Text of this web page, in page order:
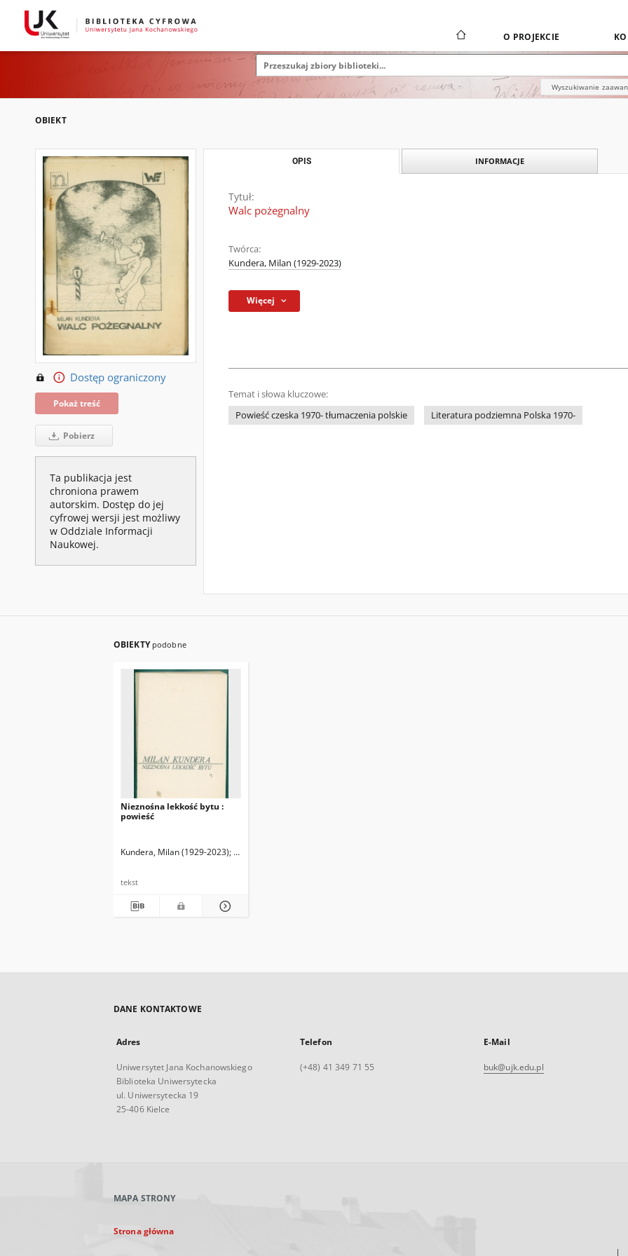
O PROJEKCIE
Wyszukiwanie
OBIEKT
Dostęp ograniczony
Pokaż treść
Pobierz
Ta publikacja jest
chroniona prawem
autorskim. Dostęp do jej
cyfrowej wersji jest możliwy
w Oddziale Informacji
Naukowej.
OPIS INFORMACJE
Tytuł:
Walc pożegnalny
Twórca:
Kundera, Milan (1929-2023)
Więcej
Temat i słowa kluczowe:
Powieść czeska 1970- tłumaczenia polskie
Literatura podziemna Polska 1970-
OBIEKTY podobne
Nieznośna lekkość bytu :
powieść
Kundera, Milan (1929-2023) Holland, Agnieszka (1948- ) Tł.
tekst
DANE KONTAKTOWE
Adres
Uniwersytet Jana Kochanowskiego
Biblioteka Uniwersytecka
ul. Uniwersytecka 19
25-406 Kielce
Telefon
(+48) 41 349 71 55
E-Mail
buk@ujk.edu.pl
MAPA STRONY
Strona główna